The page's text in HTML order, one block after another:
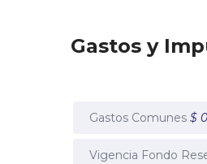
Gastos y
Gastos Comunes $ 0
Vigencia Fondo